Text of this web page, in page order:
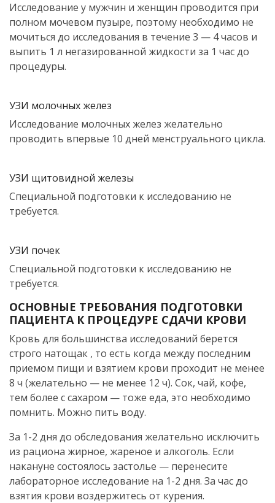
Исследование у мужчин и женщин проводится при
полном мочевом пузыре, поэтому необходимо не
мочиться до исследования в течение 3 — 4 часов и
выпить 1 л негазированной жидкости за 1 час до
процедуры.
УЗИ молочных желез
Исследование молочных желез желательно
проводить впервые 10 дней менструального цикла.
УЗИ щитовидной железы
Специальной подготовки к исследованию не
требуется.
УЗИ почек
Специальной подготовки к исследованию не
требуется.
ОСНОВНЫЕ ТРЕБОВАНИЯ ПОДГОТОВКИ
ПАЦИЕНТА К ПРОЦЕДУРЕ СДАЧИ КРОВИ
Кровь для большинства исследований берется
строго натощак , то есть когда между последним
приемом пищи и взятием крови проходит не менее
8 ч (желательно — не менее 12 ч). Сок, чай, кофе,
тем более с сахаром — тоже еда, это необходимо
помнить. Можно пить воду.
За 1-2 дня до обследования желательно исключить
из рациона жирное, жареное и алкоголь. Если
накануне состоялось застолье — перенесите
лабораторное исследование на 1-2 дня. За час до
взятия крови воздержитесь от курения.